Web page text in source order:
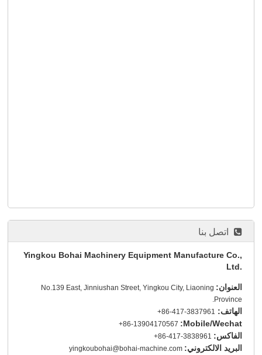
اتصل بنا
Yingkou Bohai Machinery Equipment Manufacture Co.,
Ltd.
العنوان: No.139 East, Jinniushan Street, Yingkou City, Liaoning
Province.
الهاتف: +86-417-3837961
Mobile/Wechat:
+86-13904170567
الفاكس: +86-417-3838961
البريد الالكتروني: yingkoubohai@bohai-machine.com